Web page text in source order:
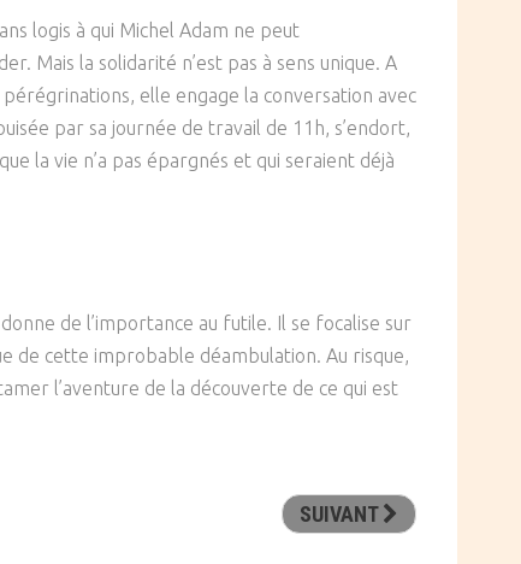
logis à qui Michel Adam ne peut
Mais la solidarité n’est pas à sens unique. A
elle engage la conversation avec
par sa journée de travail de 11h, s’endort,
la vie n’a pas épargnés et qui seraient déjà
de l’importance au futile. Il se focalise sur
de cette improbable déambulation. Au risque,
l’aventure de la découverte de ce qui est
SUIVANT